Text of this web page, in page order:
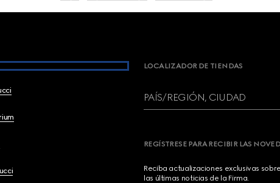
LOCALIZADOR DE TIENDAS
PAÍS/REGIÓN, CIUDAD
REGÍSTRESE PARA RECIBIR LAS
Reciba actualizaciones exclusivas
las últimas noticias de la Firma.